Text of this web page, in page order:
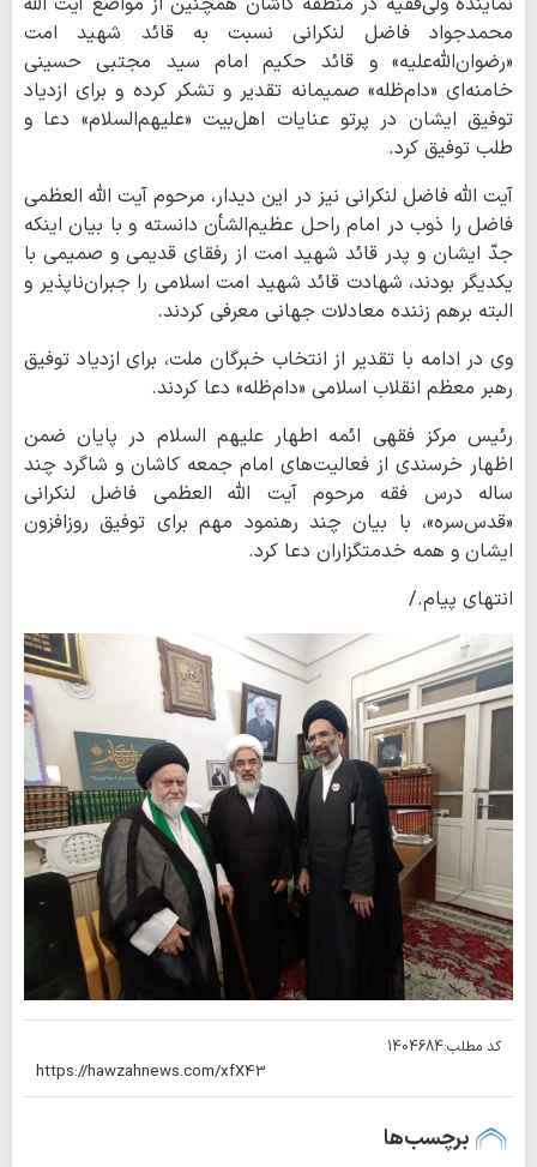
محمدجواد فاضل لنکرانی نسبت به قائد شهید امت
«رضوان‌الله‌علیه» و قائد حکیم امام سید مجتبی حسینی
خامنه‌ای «دام‌ظله» صمیمانه تقدیر و تشکر کرده و برای ازدیاد
توفیق ایشان در پرتو عنایات اهل‌بیت «علیهم‌السلام» دعا و
طلب توفیق کرد.
آیت الله فاضل لنکرانی نیز در این دیدار، مرحوم آیت الله العظمی
فاضل را ذوب در امام راحل عظیم‌الشأن دانسته و با بیان اینکه
جدّ ایشان و پدر قائد شهید امت از رفقای قدیمی و صمیمی با
یکدیگر بودند، شهادت قائد شهید امت اسلامی را جبران‌ناپذیر و
البته برهم زننده معادلات جهانی معرفی کردند.
وی در ادامه با تقدیر از انتخاب خبرگان ملت، برای ازدیاد توفیق
رهبر معظم انقلاب اسلامی «دام‌ظله» دعا کردند.
رئیس مرکز فقهی ائمه اطهار علیهم السلام در پایان ضمن
اظهار خرسندی از فعالیت‌های امام جمعه کاشان و شاگرد چند
ساله درس فقه مرحوم آیت الله العظمی فاضل لنکرانی
«قدس‌سره»، با بیان چند رهنمود مهم برای توفیق روزافزون
ایشان و همه خدمتگزاران دعا کرد.
انتهای پیام./
کد مطلب:1404684
برچسب‌ها